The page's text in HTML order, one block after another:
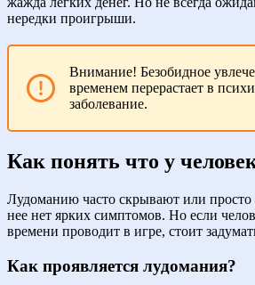
нередки проигрыши.
Внимание! Безобидное
временем перерастает в
заболевание.
Как понять что у
Лудоманию часто скрывают или просто
нее нет ярких симптомов. Но если
времени проводит в игре, стоит
Как проявляется лудомания?